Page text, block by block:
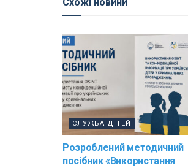
СЛУЖБА ДІТЕЙ
Розроблений методичний
посібник «Використання